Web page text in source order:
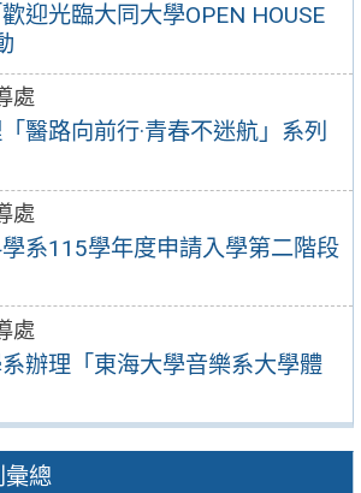
迎光臨大同大學OPEN HOUSE
處
醫路向前行·青春不迷航」系列
處
系115學年度申請入學第二階段
處
辦理「東海大學音樂系大學體
彙總